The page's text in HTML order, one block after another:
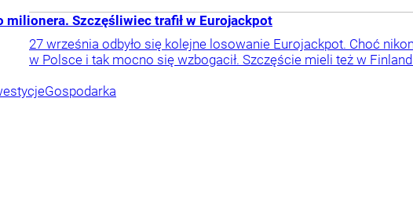
milionera. Szczęśliwiec trafił w Eurojackpot
27 września odbyło się kolejne losowanie Eurojackpot. Choć
w Polsce i tak mocno się wzbogacił. Szczęście mieli też w
Gospodarka